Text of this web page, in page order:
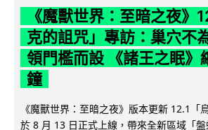
《魔獸世界：至暗之夜》
克的詛咒」專訪：巢穴不
領門檻而設 《諸王之眠》
鐘
《魔獸世界：至暗之夜》版本更新 12.1「
於 8 月 13 日正式上線，帶來全新區域「